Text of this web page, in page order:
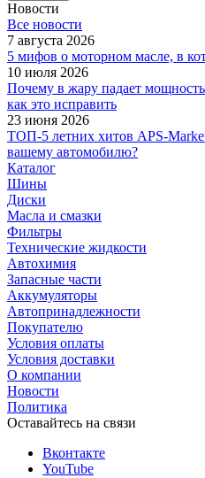
Новости
Все новости
7 августа 2026
5 мифов о моторном масле, в
10 июля 2026
Почему в жару падает
как это исправить
23 июня 2026
ТОП-5 летних хитов APS-
вашему автомобилю?
Каталог
Шины
Диски
Масла и смазки
Фильтры
Технические жидкости
Автохимия
Запасные части
Аккумуляторы
Автопринадлежности
Покупателю
Условия оплаты
Условия доставки
О компании
Новости
Политика
Оставайтесь на связи
Вконтакте
YouTube